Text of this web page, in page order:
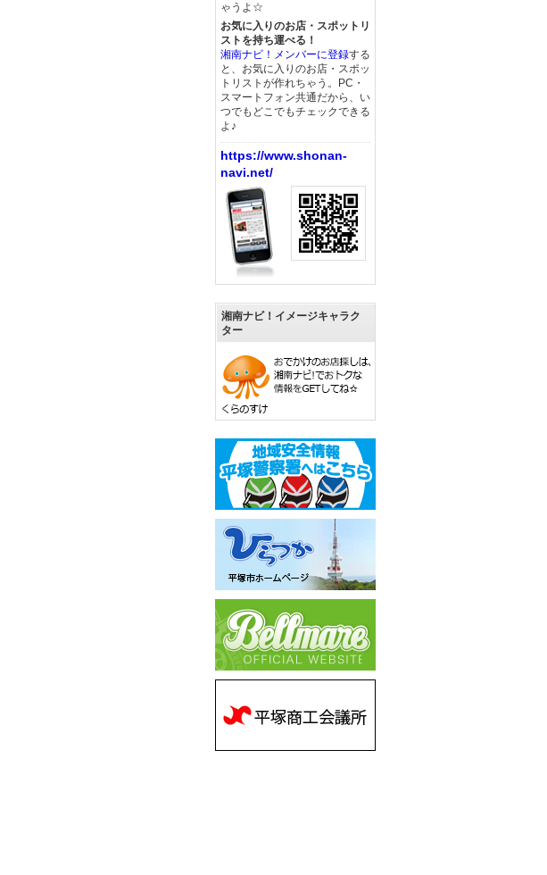
ゃうよ☆
お気に入りのお店・スポットリ
ストを持ち運べる！
湘南ナビ！メンバーに登録する
と、お気に入りのお店・スポッ
トリストが作れちゃう。PC・
スマートフォン共通だから、い
つでもどこでもチェックできる
よ♪
https://www.shonan-
navi.net/
湘南ナビ！イメージキャラク
ター